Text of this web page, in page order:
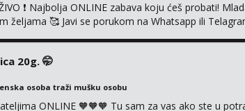
❗ Najbolja ONLINE zabava koju ćeš probati!
željama 🥰 Javi se porukom na Whatsapp ili
20g. 🤭
osoba traži mušku osobu
ONLINE 🧡🧡🧡 Tu sam za vas ako ste u